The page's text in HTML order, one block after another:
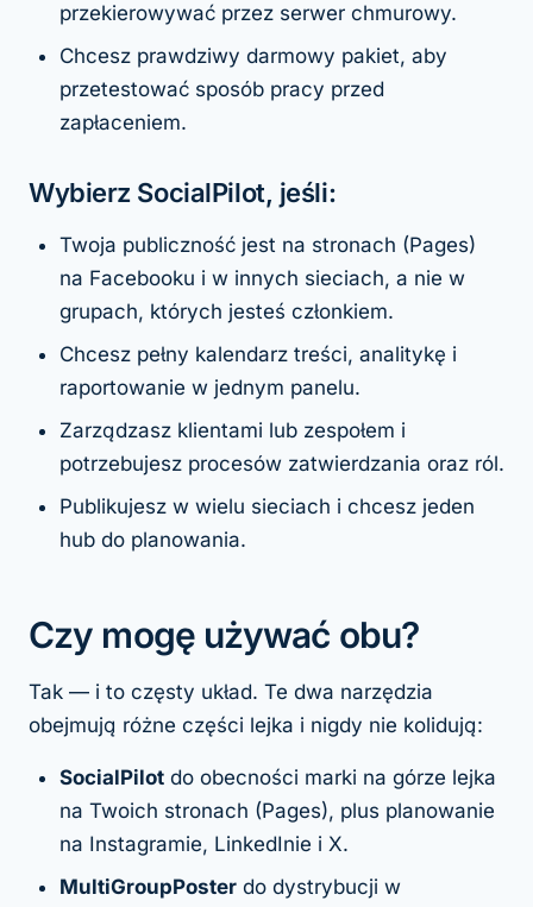
przekierowywać przez serwer chmurowy.
Chcesz prawdziwy darmowy pakiet, aby
przetestować sposób pracy przed
zapłaceniem.
Wybierz SocialPilot, jeśli:
Twoja publiczność jest na stronach (Pages)
na Facebooku i w innych sieciach, a nie w
grupach, których jesteś członkiem.
Chcesz pełny kalendarz treści, analitykę i
raportowanie w jednym panelu.
Zarządzasz klientami lub zespołem i
potrzebujesz procesów zatwierdzania oraz ról.
Publikujesz w wielu sieciach i chcesz jeden
hub do planowania.
Czy mogę używać obu?
Tak — i to częsty układ. Te dwa narzędzia
obejmują różne części lejka i nigdy nie kolidują:
SocialPilot do obecności marki na górze lejka
na Twoich stronach (Pages), plus planowanie
na Instagramie, LinkedInie i X.
MultiGroupPoster do dystrybucji w